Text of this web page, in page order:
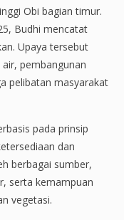
Obi bagian timur.
Budhi mencatat
Upaya tersebut
pembangunan
pelibatan masyarakat
pada prinsip
dan
berbagai sumber,
serta kemampuan
vegetasi.